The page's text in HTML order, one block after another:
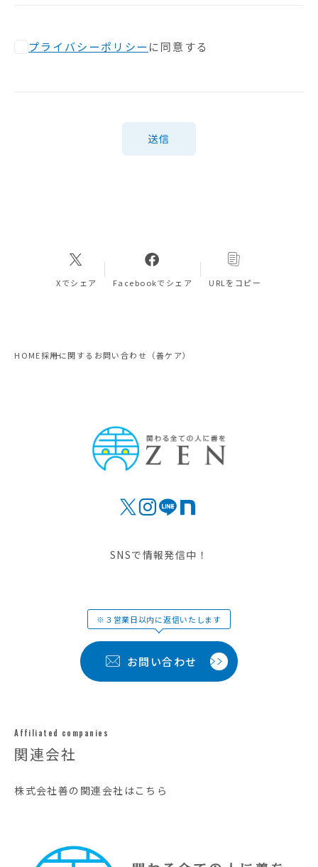
プライバシーポリシー に同意する
Xでシェア Facebookでシェア URLをコピー
HOME採用に関するお問い合わせ（善ケア）
SNSで情報発信中！
※３営業日以内に返信いたします
お問い合わせ
Affiliated companies
関連会社
株式会社善の関連会社はこちら